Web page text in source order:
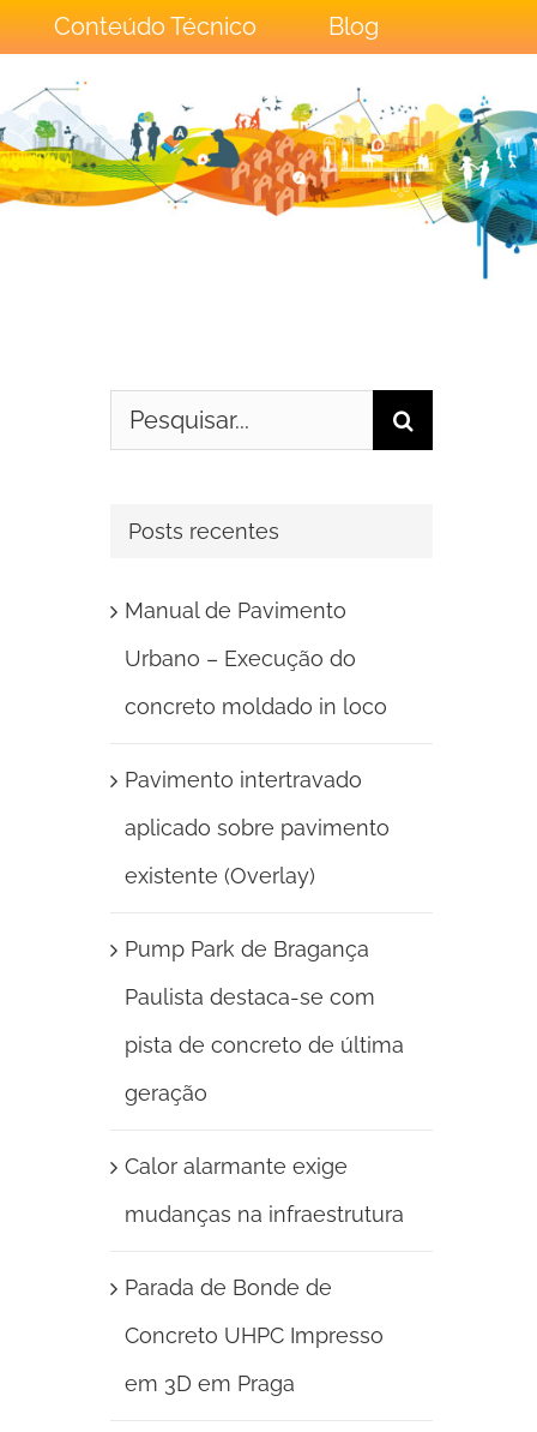
Conteúdo Técnico Blog
Buscar
Posts recentes
Manual de Pavimento
Urbano – Execução do
concreto moldado in loco
Pavimento intertravado
aplicado sobre pavimento
existente (Overlay)
Pump Park de Bragança
Paulista destaca-se com
pista de concreto de última
geração
Calor alarmante exige
mudanças na infraestrutura
Parada de Bonde de
Concreto UHPC Impresso
em 3D em Praga